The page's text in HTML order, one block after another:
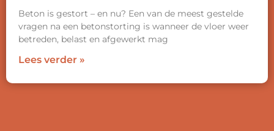
Beton is gestort – en nu? Een van de meest gestelde
vragen na een betonstorting is wanneer de vloer weer
betreden, belast en afgewerkt mag
Lees verder »